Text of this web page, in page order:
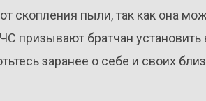
скопления пыли, так как она
призывают братчан установить
заранее о себе и своих